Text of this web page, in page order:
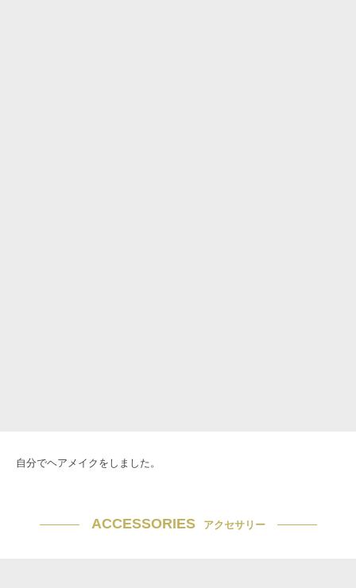
自分でヘアメイクをしました。
ACCESSORIES アクセサリー